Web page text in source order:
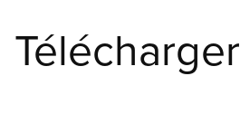
Télécharger